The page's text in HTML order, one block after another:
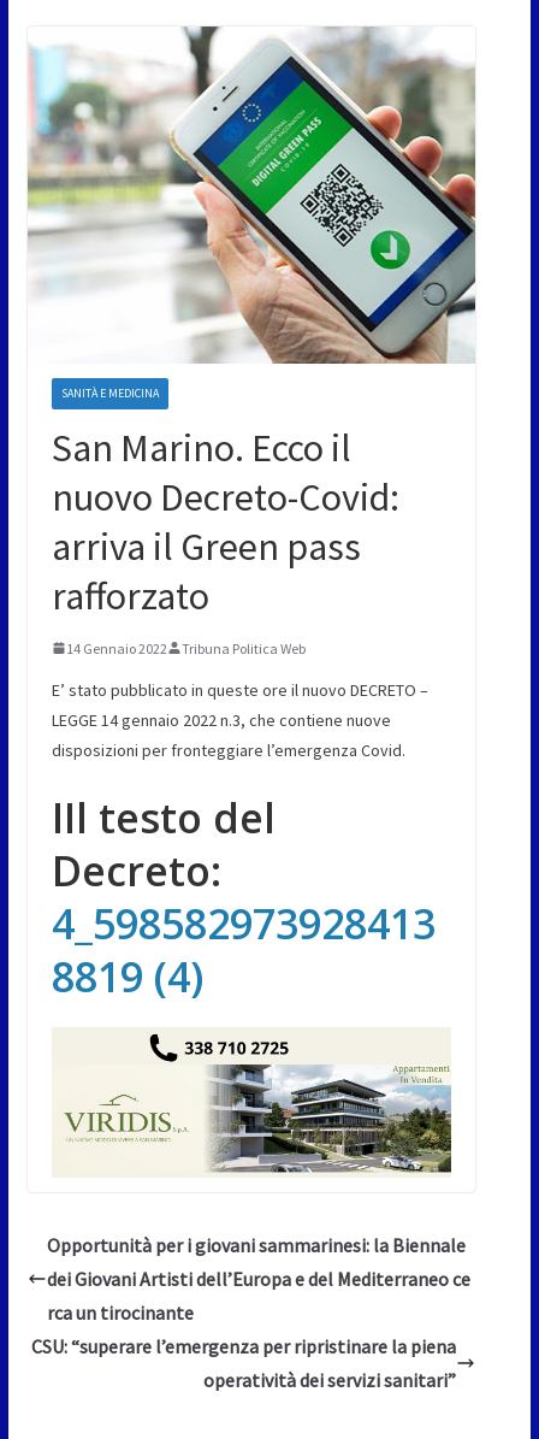
SANITÀ E MEDICINA
San Marino. Ecco il
nuovo Decreto-Covid:
arriva il Green pass
rafforzato
14 Gennaio 2022 Tribuna Politica Web
E’ stato pubblicato in queste ore il nuovo DECRETO –
LEGGE 14 gennaio 2022 n.3, che contiene nuove
disposizioni per fronteggiare l’emergenza Covid.
IIl testo del
Decreto:
4_598582973928413
8819 (4)
Opportunità per i giovani sammarinesi: la Biennale
dei Giovani Artisti dell’Europa e del Mediterraneo ce
rca un tirocinante
CSU: “superare l’emergenza per ripristinare la piena
operatività dei servizi sanitari”